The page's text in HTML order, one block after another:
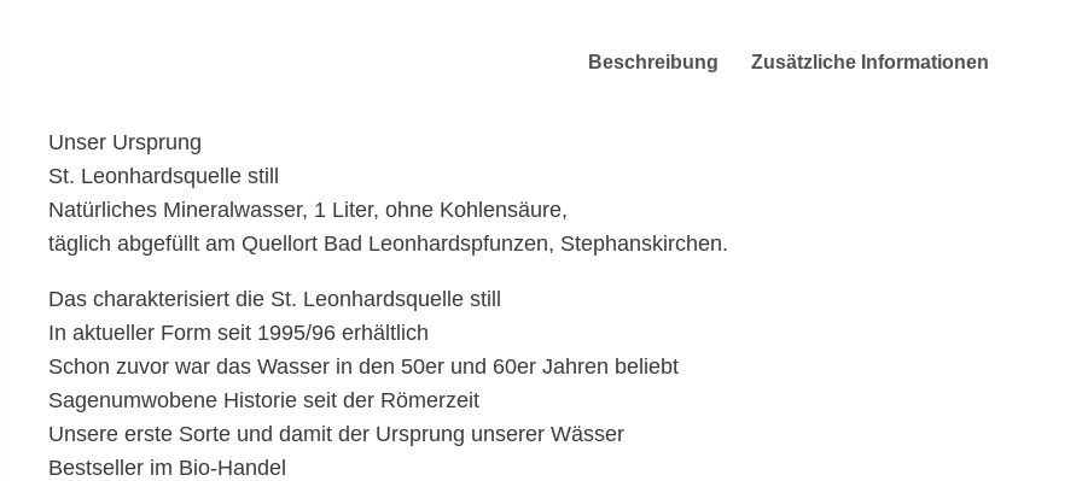
Beschreibung Zusätzliche Informationen
Unser Ursprung
St. Leonhardsquelle still
Natürliches Mineralwasser, 1 Liter, ohne Kohlensäure,
täglich abgefüllt am Quellort Bad Leonhardspfunzen, Stephanskirchen.
Das charakterisiert die St. Leonhardsquelle still
In aktueller Form seit 1995/96 erhältlich
Schon zuvor war das Wasser in den 50er und 60er Jahren beliebt
Sagenumwobene Historie seit der Römerzeit
Unsere erste Sorte und damit der Ursprung unserer Wässer
Bestseller im Bio-Handel